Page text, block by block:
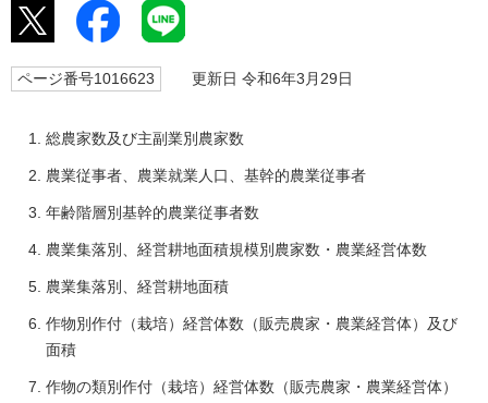
ページ番号1016623 更新日 令和6年3月29日
総農家数及び主副業別農家数
農業従事者、農業就業人口、基幹的農業従事者
年齢階層別基幹的農業従事者数
農業集落別、経営耕地面積規模別農家数・農業経営体数
農業集落別、経営耕地面積
作物別作付（栽培）経営体数（販売農家・農業経営体）及び
面積
作物の類別作付（栽培）経営体数（販売農家・農業経営体）